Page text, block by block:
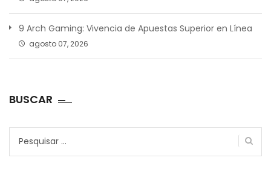
9 Arch Gaming: Vivencia de Apuestas Superior en Línea
agosto 07, 2026
BUSCAR